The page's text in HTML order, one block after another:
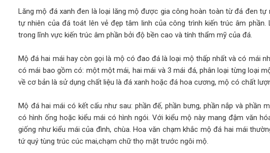
Lăng mộ đá xanh đen là loại lăng mộ được gia công hoàn toàn từ đá đen tự
tự nhiên của đá toát lên vẻ đẹp tâm linh của công trình kiến trúc âm
trong lĩnh vực kiến trúc âm phần bởi độ bền cao và tính thẩm mỹ của đá.
Mộ đá hai mái hay còn gọi là mộ có đao đá là loại mộ thấp nhất và có mái
có mái bao gồm có: một một mái, hai mái và 3 mái đá, phân loại từng loại
về cơ bản là sử dụng chất liệu là đá xanh hoặc đá hoa cương, mộ có chất
Mộ đá hai mái có kết cấu như sau: phần đế, phần bưng, phần nắp và phần
có hình ống hoặc kiểu mái có hình ngói. Với kiểu mộ này mang đậm văn
giống như kiểu mái của đình, chùa. Hoa văn chạm khắc mộ đá hai mái
tứ quý tùng trúc cúc mai,chạm chữ thọ mặt trước ngôi mộ.